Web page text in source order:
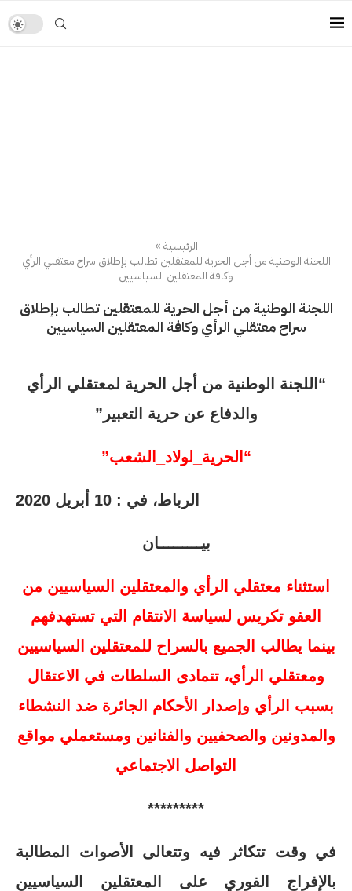
الرئيسية»
اللجنة الوطنية من أجل الحرية للمعتقلين تطالب بإطلاق سراح معتقلي الرأي
وكافة المعتقلين السياسيين
اللجنة الوطنية من أجل الحرية للمعتقلين تطالب بإطلاق
سراح معتقلي الرأي وكافة المعتقلين السياسيين
“اللجنة الوطنية من أجل الحرية لمعتقلي الرأي
والدفاع عن حرية التعبير”
“الحرية_لولاد_الشعب”
الرباط، في : 10 أبريل 2020
بيـــــــــان
استثناء معتقلي الرأي والمعتقلين السياسيين من
العفو تكريس لسياسة الانتقام التي تستهدفهم
بينما يطالب الجميع بالسراح للمعتقلين السياسيين
ومعتقلي الرأي، تتمادى السلطات في الاعتقال
بسبب الرأي وإصدار الأحكام الجائرة ضد النشطاء
والمدونين والصحفيين والفنانين ومستعملي مواقع
التواصل الاجتماعي
***
***
***
في وقت تتكاثر فيه وتتعالى الأصوات المطالبة
بالإفراج الفوري على المعتقلين السياسيين